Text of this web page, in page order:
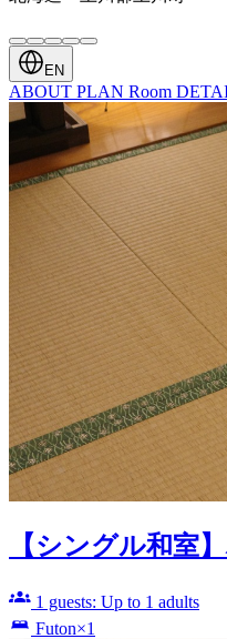
EN
ABOUT PLAN Room
【シングル和室
1 guests: Up to 1 adults
Futon×1